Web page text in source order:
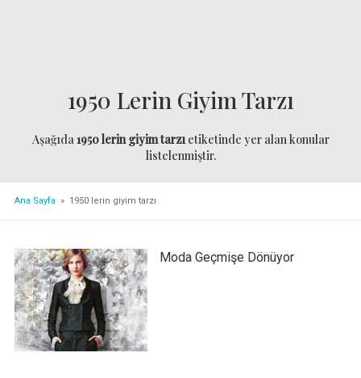
1950 Lerin Giyim Tarzı
Aşağıda1950 lerin giyim tarzıetiketinde yer alan konular
listelenmiştir.
Ana Sayfa » 1950 lerin giyim tarzı
Moda Geçmişe Dönüyor